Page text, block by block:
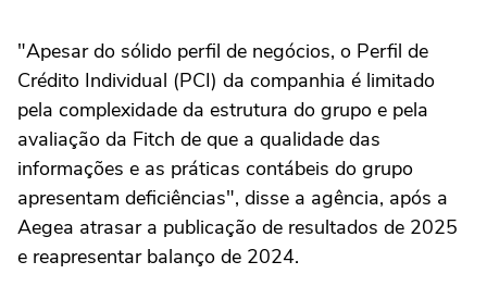
"Apesar do sólido perfil de negócios, ‌o Perfil de
⁠Crédito Individual (PCI) ⁠da companhia é limitado
pela complexidade da estrutura do ⁠grupo e ‌pela
avaliação da Fitch ‌de que a qualidade das
informações e as práticas contábeis do grupo
apresentam deficiências", disse a agência, após a
Aegea ⁠atrasar a publicação de resultados de 2025
e reapresentar balanço de 2024.